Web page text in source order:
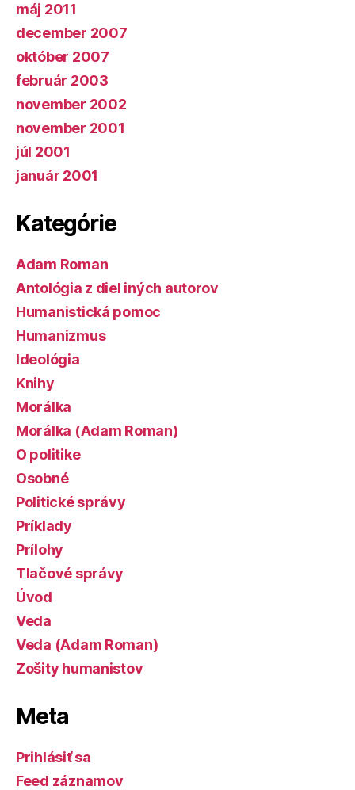
máj 2011
december 2007
október 2007
február 2003
november 2002
november 2001
júl 2001
január 2001
Kategórie
Adam Roman
Antológia z diel iných autorov
Humanistická pomoc
Humanizmus
Ideológia
Knihy
Morálka
Morálka (Adam Roman)
O politike
Osobné
Politické správy
Príklady
Prílohy
Tlačové správy
Úvod
Veda
Veda (Adam Roman)
Zošity humanistov
Meta
Prihlásiť sa
Feed záznamov